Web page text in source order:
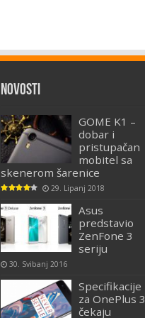
Novosti
GOME K1 –
dobar i
pristupačan
mobitel sa
skenerom šarenice
29. Lipanj 2018
Asus
predstavio
ZenFone 3
seriju
30. Svibanj 2016
Specifikacije
za OnePlus 3
čekaju